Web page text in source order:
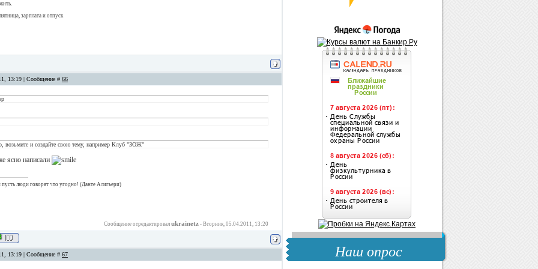
зарплата и отпуск
13:19 | Сообщение # 66
возьмите и создайте свою тему, например Клуб "ЗОЖ"
ясно написали
пусть люди говорят что угодно! (Данте Алигьери)
Сообщение отредактировал ukrainetz - Вторник, 05.04.2011, 13:20
13:19 | Сообщение # 67 Наш опрос